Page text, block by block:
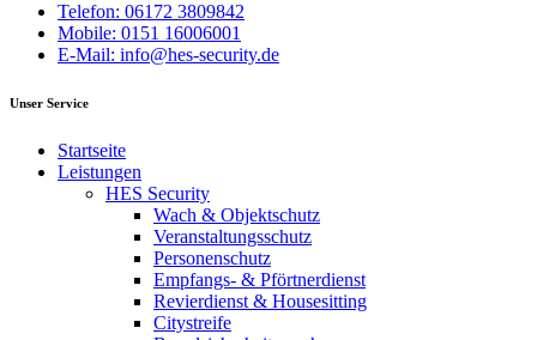
Telefon: 06172 3809842
Mobile: 0151 16006001
E-Mail: info@hes-security.de
Unser Service
Startseite
Leistungen
HES Security
Wach & Objektschutz
Veranstaltungsschutz
Personenschutz
Empfangs- & Pförtnerdienst
Revierdienst & Housesitting
Citystreife